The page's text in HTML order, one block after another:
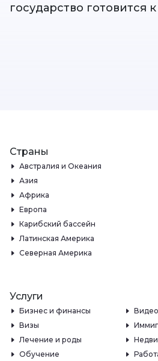
государство готовится
Страны
Австралия и Океания
Азия
Африка
Европа
Карибский бассейн
Латинская Америка
Северная Америка
Услуги
Бизнес и финансы
Визы
Лечение и роды
Обучение